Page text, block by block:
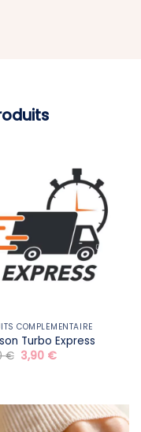
COMPLÉMENTAIRE
Turbo Express
€ Le
prix
3,90 €Le